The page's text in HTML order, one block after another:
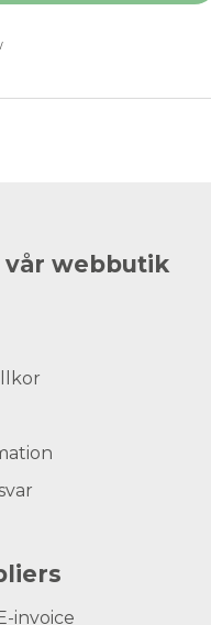
vår webbutik
invoice